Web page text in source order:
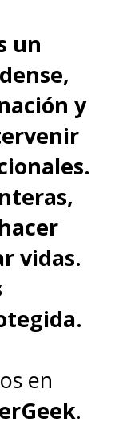
un
y
vidas.
en
.